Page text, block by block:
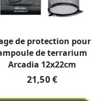
de protection pour
de terrarium
Arcadia 12x22cm
21,50 €